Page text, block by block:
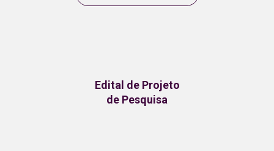
Edital de Projeto
de Pesquisa